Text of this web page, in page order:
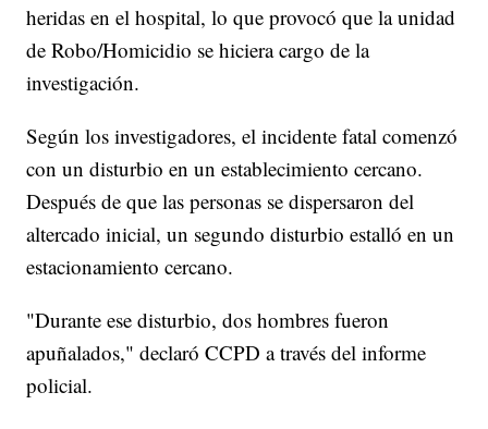
heridas en el hospital, lo que provocó que la unidad
de Robo/Homicidio se hiciera cargo de la
investigación.
Según los investigadores, el incidente fatal comenzó
con un disturbio en un establecimiento cercano.
Después de que las personas se dispersaron del
altercado inicial, un segundo disturbio estalló en un
estacionamiento cercano.
"Durante ese disturbio, dos hombres fueron
apuñalados," declaró CCPD a través del informe
policial.